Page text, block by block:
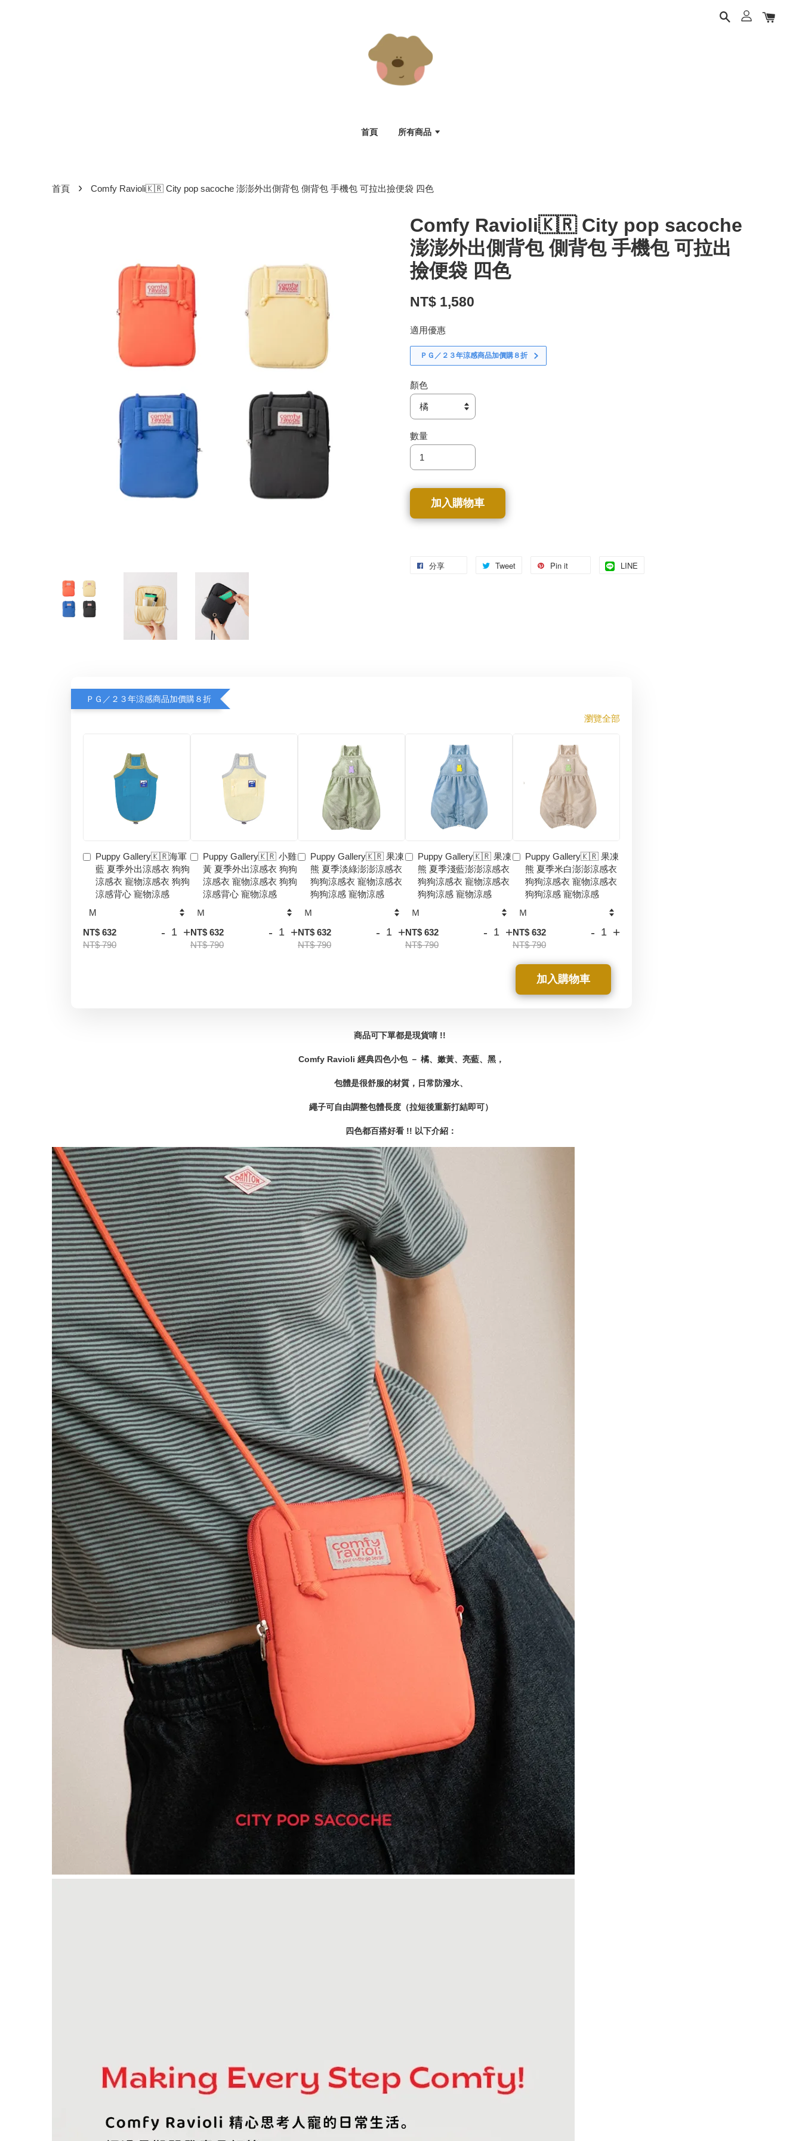
首頁 所有商品
首頁 › Comfy Ravioli🇰🇷 City pop sacoche 澎澎外出側背包 側背包 手機包 可拉出撿便袋 四色
Comfy Ravioli🇰🇷 City pop sacoche
澎澎外出側背包 側背包 手機包 可拉出
撿便袋 四色
NT$ 1,580
適用優惠
ＰＧ／２３年涼感商品加價購８折
顏色
數量
加入購物車
分享 Tweet Pin it LINE
ＰＧ／２３年涼感商品加價購８折
瀏覽全部
Puppy Gallery🇰🇷海軍
藍 夏季外出涼感衣 狗狗
涼感衣 寵物涼感衣 狗狗
涼感背心 寵物涼感
NT$ 632
NT$ 790
- +
Puppy Gallery🇰🇷 小雞
黃 夏季外出涼感衣 狗狗
涼感衣 寵物涼感衣 狗狗
涼感背心 寵物涼感
NT$ 632
NT$ 790
- +
Puppy Gallery🇰🇷 果凍
熊 夏季淡綠澎澎涼感衣
狗狗涼感衣 寵物涼感衣
狗狗涼感 寵物涼感
NT$ 632
NT$ 790
- +
Puppy Gallery🇰🇷 果凍
熊 夏季淺藍澎澎涼感衣
狗狗涼感衣 寵物涼感衣
狗狗涼感 寵物涼感
NT$ 632
NT$ 790
- +
Puppy Gallery🇰🇷 果凍
熊 夏季米白澎澎涼感衣
狗狗涼感衣 寵物涼感衣
狗狗涼感 寵物涼感
NT$ 632
NT$ 790
- +
加入購物車
商品可下單都是現貨唷 !!
Comfy Ravioli 經典四色小包 － 橘、嫩黃、亮藍、黑，
包體是很舒服的材質，日常防潑水、
繩子可自由調整包體長度（拉短後重新打結即可）
四色都百搭好看 !! 以下介紹：